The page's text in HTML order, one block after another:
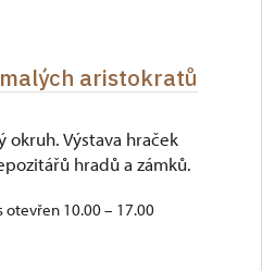
aristokratů
Výstava hraček
hradů a zámků.
10.00 – 17.00